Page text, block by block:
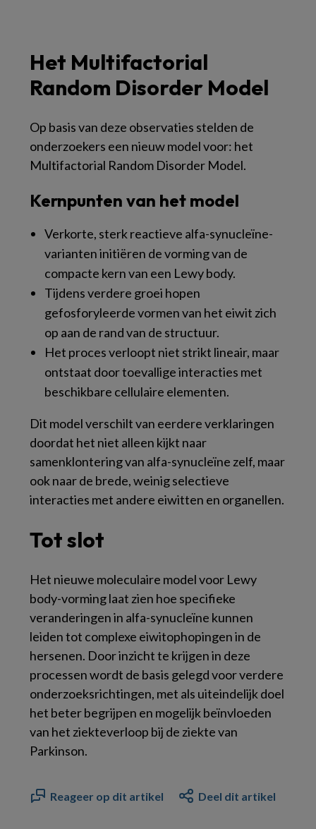
Het Multifactorial
Random Disorder Model
Op basis van deze observaties stelden de
onderzoekers een nieuw model voor: het
Multifactorial Random Disorder Model.
Kernpunten van het model
Verkorte, sterk reactieve alfa-synucleïne-
varianten initiëren de vorming van de
compacte kern van een Lewy body.
Tijdens verdere groei hopen
gefosforyleerde vormen van het eiwit zich
op aan de rand van de structuur.
Het proces verloopt niet strikt lineair, maar
ontstaat door toevallige interacties met
beschikbare cellulaire elementen.
Dit model verschilt van eerdere verklaringen
doordat het niet alleen kijkt naar
samenklontering van alfa-synucleïne zelf, maar
ook naar de brede, weinig selectieve
interacties met andere eiwitten en organellen.
Tot slot
Het nieuwe moleculaire model voor Lewy
body-vorming laat zien hoe specifieke
veranderingen in alfa-synucleïne kunnen
leiden tot complexe eiwitophopingen in de
hersenen. Door inzicht te krijgen in deze
processen wordt de basis gelegd voor verdere
onderzoeksrichtingen, met als uiteindelijk doel
het beter begrijpen en mogelijk beïnvloeden
van het ziekteverloop bij de ziekte van
Parkinson.
Reageer op dit artikel Deel dit artikel